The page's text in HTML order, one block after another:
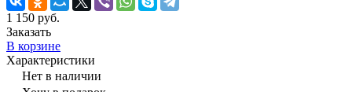
1 150 руб.
Заказать
В корзине
Характеристики
Нет в наличии